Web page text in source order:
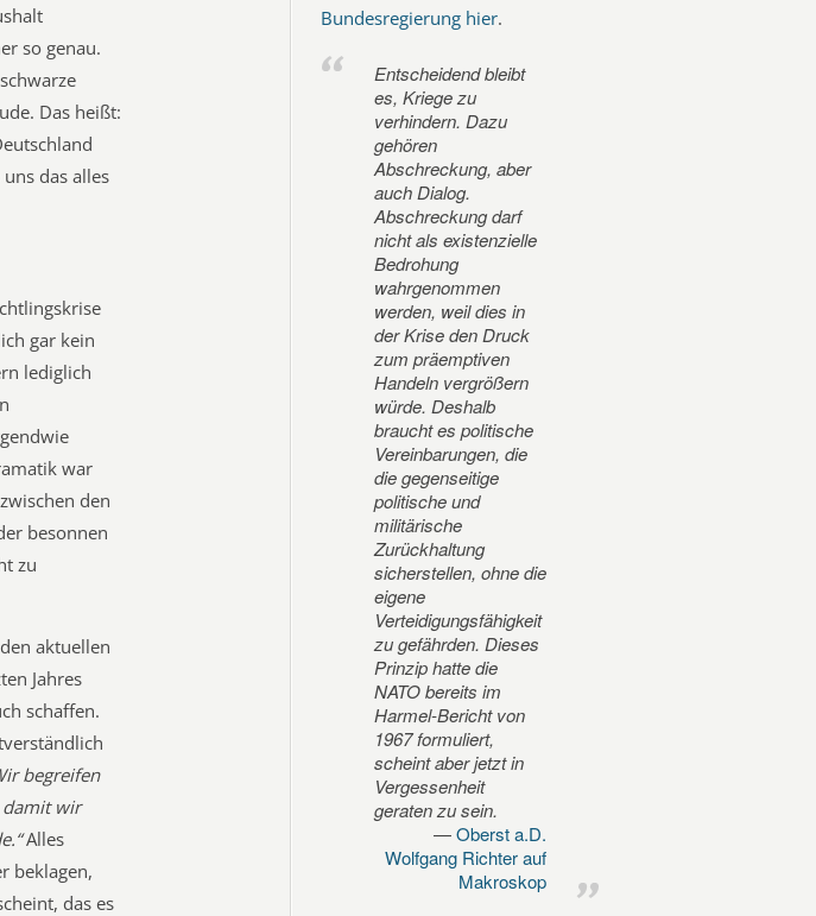
so genau.
Das heißt:
das alles
gar kein
lediglich
war
den
besonnen
zu
aktuellen
Jahres
schaffen.
begreifen
damit wir
Alles
beklagen,
das es
Bundesregierung hier.
Entscheidend bleibt
es, Kriege zu
verhindern. Dazu
gehören
Abschreckung, aber
auch Dialog.
Abschreckung darf
nicht als existenzielle
Bedrohung
wahrgenommen
werden, weil dies in
der Krise den Druck
zum präemptiven
Handeln vergrößern
würde. Deshalb
braucht es politische
Vereinbarungen, die
die gegenseitige
politische und
militärische
Zurückhaltung
sicherstellen, ohne die
eigene
Verteidigungsfähigkeit
zu gefährden. Dieses
Prinzip hatte die
NATO bereits im
Harmel-Bericht von
1967 formuliert,
scheint aber jetzt in
Vergessenheit
geraten zu sein.
Oberst a.D.
Wolfgang Richter auf
Makroskop